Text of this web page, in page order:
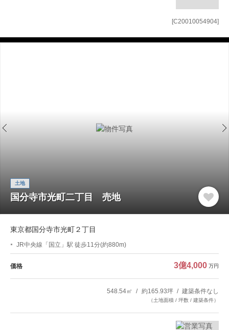
[C20010054904]
土地
国分寺市光町二丁目 売地
東京都国分寺市光町２丁目
JR中央線「国立」駅 徒歩11分(約880m)
価格 3億4,000 万円
548.54㎡ 約165.93坪 建築条件なし
（土地面積 / 坪数 / 建築条件）